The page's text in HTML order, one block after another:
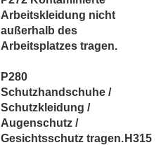
Arbeitskleidung nicht
außerhalb des
Arbeitsplatzes tragen.
P280
Schutzhandschuhe /
Schutzkleidung /
Augenschutz /
Gesichtsschutz tragen. H315